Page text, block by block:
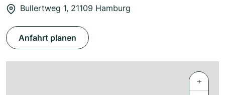
Bullertweg 1, 21109 Hamburg
Anfahrt planen
+